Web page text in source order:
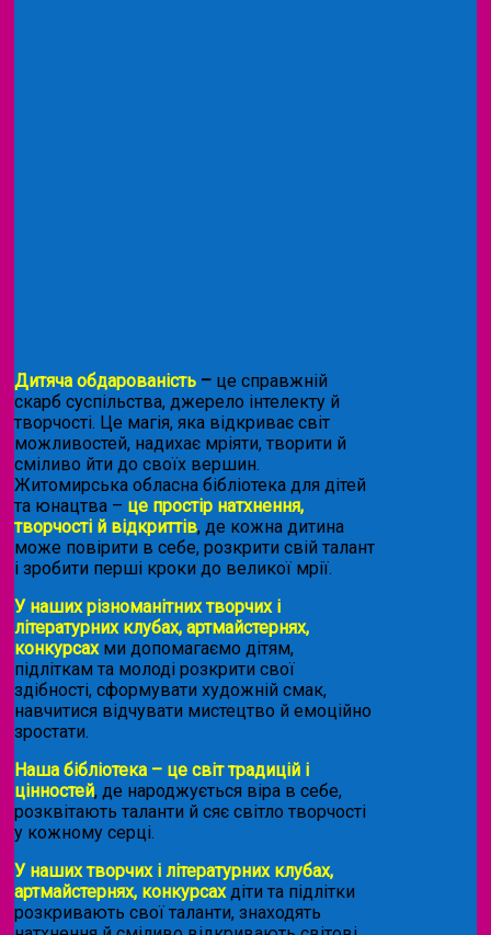
Дитяча обдарованість – це справжній
скарб суспільства, джерело інтелекту й
творчості. Це магія, яка відкриває світ
можливостей, надихає мріяти, творити й
сміливо йти до своїх вершин.
Житомирська обласна бібліотека для дітей
та юнацтва – це простір натхнення,
творчості й відкриттів, де кожна дитина
може повірити в себе, розкрити свій талант
і зробити перші кроки до великої мрії.
У наших різноманітних творчих і
літературних клубах, артмайстернях,
конкурсахми допомагаємо дітям,
підліткам та молоді розкрити свої
здібності, сформувати художній смак,
навчитися відчувати мистецтво й емоційно
зростати.
Наша бібліотека – це світ традицій і
цінностей, де народжується віра в себе,
розквітають таланти й сяє світло творчості
у кожному серці.
У наших творчих і літературних клубах,
артмайстернях, конкурсахдіти та підлітки
розкривають свої таланти, знаходять